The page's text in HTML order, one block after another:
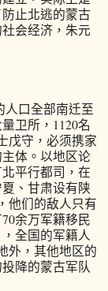
止北逃的蒙古
会经济，朱元
人口全部南迁至
卫所，1120名
戊守，必须携家
体。以地区论
平行都司，在
、甘肃设有陕
他们的敌人只有
余万军籍移民
全国的军籍人
外，其他地区的
降的蒙古军队